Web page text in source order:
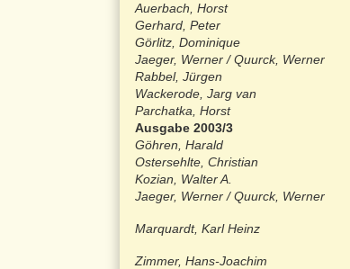
Auerbach, Horst
Gerhard, Peter
Görlitz, Dominique
Jaeger, Werner / Quurck, Werner
Rabbel, Jürgen
Wackerode, Jarg van
Parchatka, Horst
Ausgabe 2003/3
Göhren, Harald
Ostersehlte, Christian
Kozian, Walter A.
Jaeger, Werner / Quurck, Werner
Marquardt, Karl Heinz
Zimmer, Hans-Joachim